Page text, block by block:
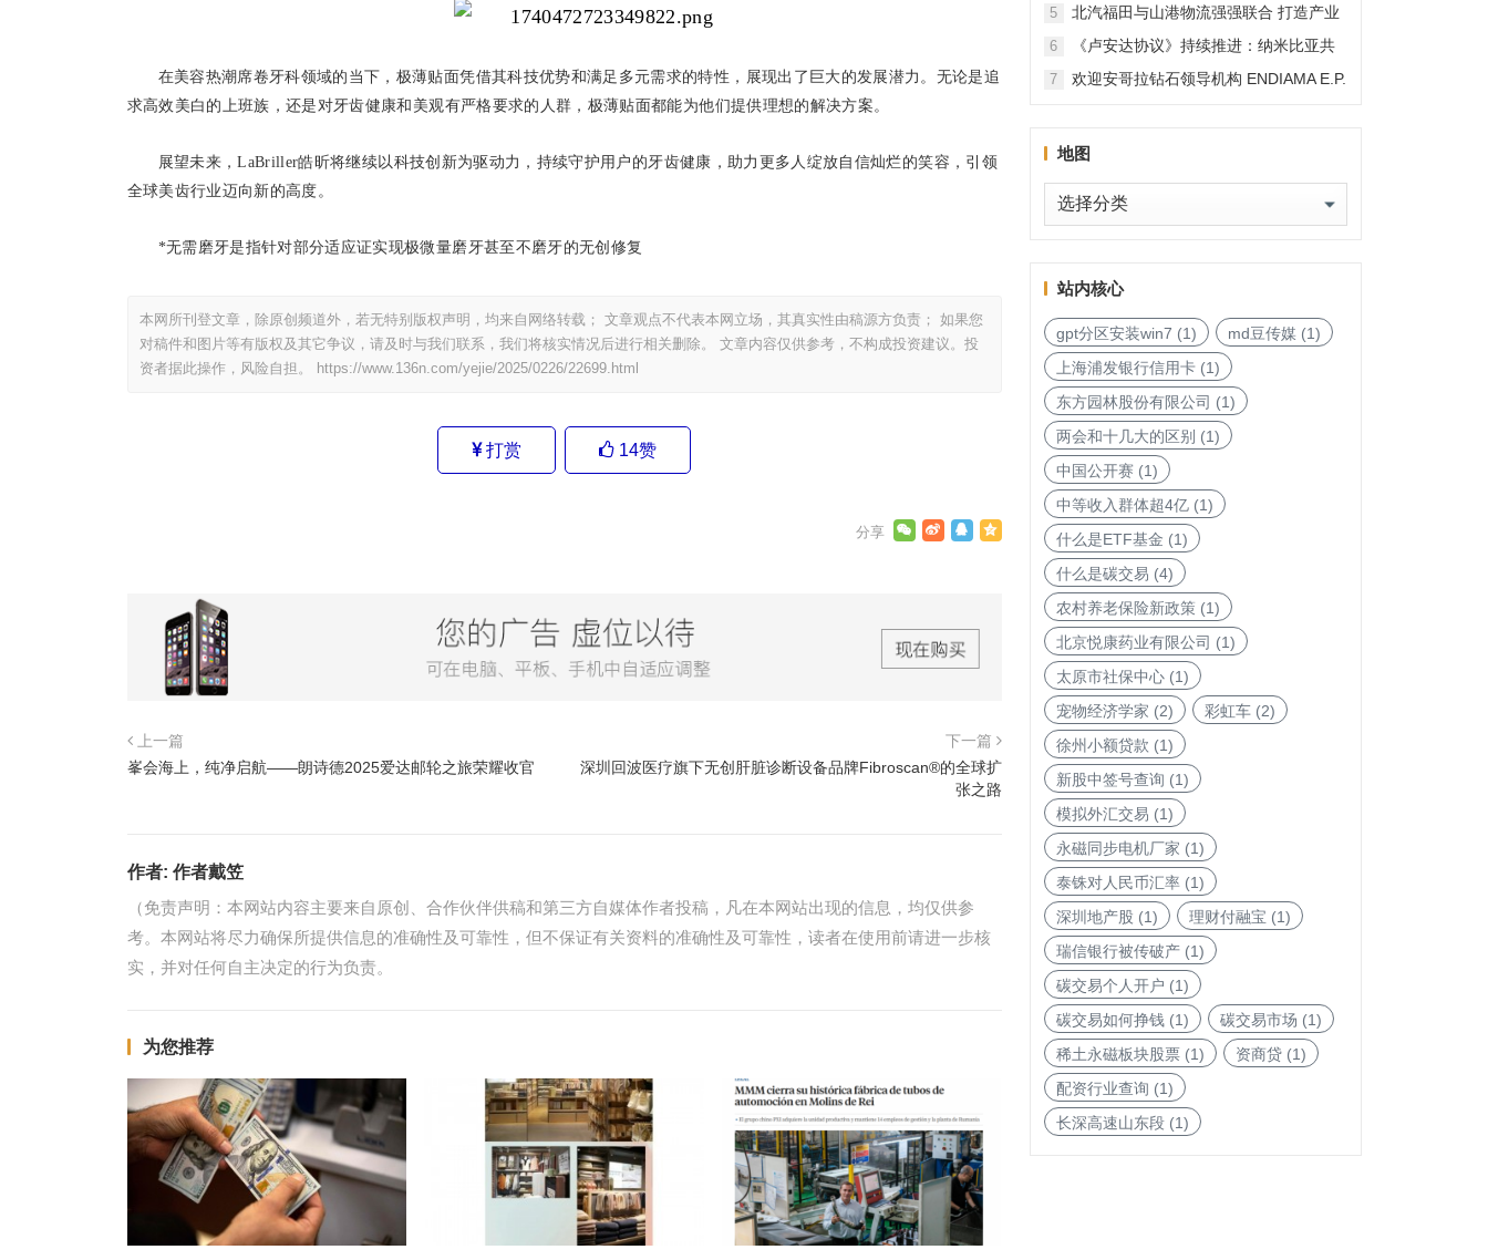
在美容热潮席卷牙科领域的当下，极薄贴面凭借其科技优势和满足多元需求的特性，展现出了巨大的发展潜力。无论是追
求高效美白的上班族，还是对牙齿健康和美观有严格要求的人群，极薄贴面都能为他们提供理想的解决方案。
展望未来，LaBriller皓昕将继续以科技创新为驱动力，持续守护用户的牙齿健康，助力更多人绽放自信灿烂的笑容，引领
全球美齿行业迈向新的高度。
*无需磨牙是指针对部分适应证实现极微量磨牙甚至不磨牙的无创修复
本网所刊登文章，除原创频道外，若无特别版权声明，均来自网络转载； 文章观点不代表本网立场，其真实性由稿源方负责； 如果您
对稿件和图片等有版权及其它争议，请及时与我们联系，我们将核实情况后进行相关删除。 文章内容仅供参考，不构成投资建议。投
资者据此操作，风险自担。
https://www.136n.com/yejie/2025/0226/22699.html
打赏 14赞
上一篇
峯会海上，纯净启航——朗诗德2025爱达邮轮之旅荣耀收官
下一篇
深圳回波医疗旗下无创肝脏诊断设备品牌Fibroscan®的全球扩
张之路
作者: 作者戴笠
（免责声明：本网站内容主要来自原创、合作伙伴供稿和第三方自媒体作者投稿，凡在本网站出现的信息，均仅供参
考。本网站将尽力确保所提供信息的准确性及可靠性，但不保证有关资料的准确性及可靠性，读者在使用前请进一步核
实，并对任何自主决定的行为负责。
为您推荐
5
北汽福田与山港物流强强联合 打造产业
融合新范本
6
《卢安达协议》持续推进：纳米比亚共
和国加入，印度宝石与珠宝出口促进委
员会与迪拜多种商品交易中心启动加入
7
欢迎安哥拉钻石领导机构 ENDIAMA E.P.
地图
地
图
站内核心
gpt分区安装win7 (1) md豆传媒(1)
上海浦发银行信用卡(1)
东方园林股份有限公司 (1)
两会和十几大的区别 (1)
中国公开赛(1)
中等收入群体超4亿(1)
什么是ETF基金 (1)
什么是碳交易 (4)
农村养老保险新政策(1)
北京悦康药业有限公司 (1)
太原市社保中心(1)
宠物经济学家 (2) 彩虹车(2)
徐州小额贷款 (1)
新股中签号查询 (1)
模拟外汇交易 (1)
永磁同步电机厂家 (1)
泰铢对人民币汇率(1)
深圳地产股 (1) 理财付融宝 (1)
瑞信银行被传破产(1)
碳交易个人开户 (1)
碳交易如何挣钱(1) 碳交易市场 (1)
稀土永磁板块股票(1) 资商贷(1)
配资行业查询 (1)
长深高速山东段(1)